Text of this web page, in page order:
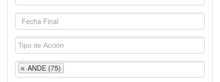
ANDE (75)